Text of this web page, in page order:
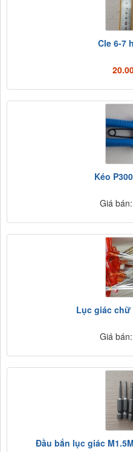
Cle 6-7
Kéo
Giá bán:
Lục giác chữ
Giá bán:
Đầu bắn lục giác